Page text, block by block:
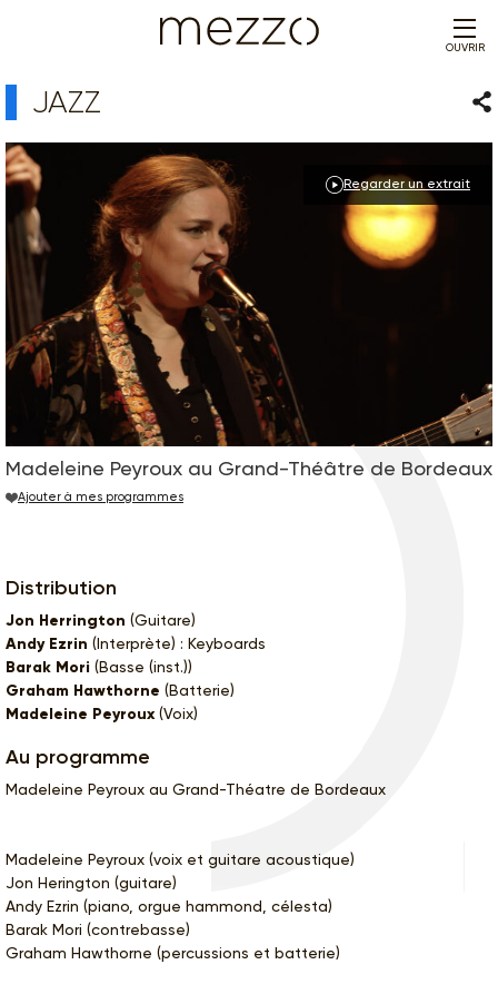
OUVRIR
JAZZ
Madeleine Peyroux au Grand-Théâtre de Bordeaux
Regarder un extrait
Ajouter à mes programmes
Distribution
Jon Herrington (Guitare)
Andy Ezrin (Interprète) : Keyboards
Barak Mori (Basse (inst.))
Graham Hawthorne (Batterie)
Madeleine Peyroux (Voix)
Au programme
Madeleine Peyroux au Grand-Théatre de Bordeaux
Madeleine Peyroux (voix et guitare acoustique)
Jon Herington (guitare)
Andy Ezrin (piano, orgue hammond, célesta)
Barak Mori (contrebasse)
Graham Hawthorne (percussions et batterie)